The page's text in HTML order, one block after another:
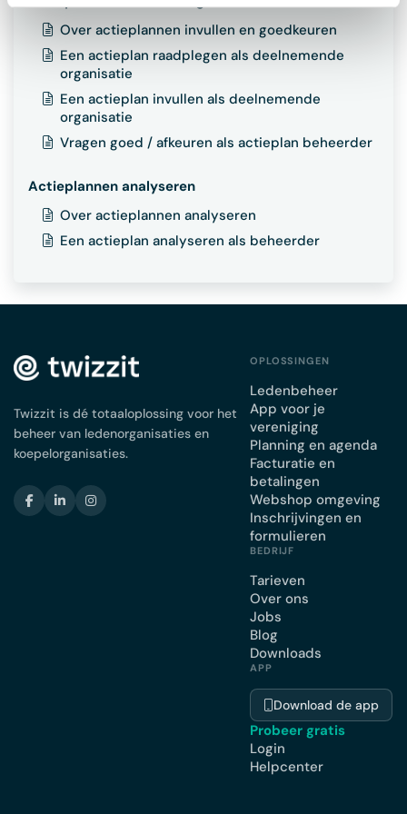
Over actieplannen invullen en goedkeuren
Een actieplan raadplegen als deelnemende
organisatie
Een actieplan invullen als deelnemende
organisatie
Vragen goed / afkeuren als actieplan beheerder
Actieplannen analyseren
Over actieplannen analyseren
Een actieplan analyseren als beheerder
Twizzit is dé totaaloplossing voor het
beheer van ledenorganisaties en
koepelorganisaties.
OPLOSSINGEN
Ledenbeheer
App voor je
vereniging
Planning en agenda
Facturatie en
betalingen
Webshop omgeving
Inschrijvingen en
formulieren
BEDRIJF
Tarieven
Over ons
Jobs
Blog
Downloads
APP
Download de app
Probeer gratis
Login
Helpcenter